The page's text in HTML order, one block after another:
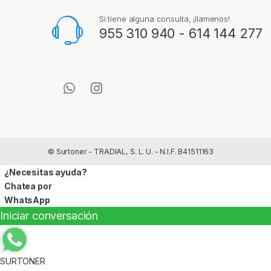
Si tiene alguna consulta, ¡llamenos!
955 310 940 - 614 144 277
© Surtoner - TRADIAL, S. L. U. - N.I.F. B41511163
¿Necesitas ayuda?
Chatea por
WhatsApp
Iniciar conversación
SURTONER